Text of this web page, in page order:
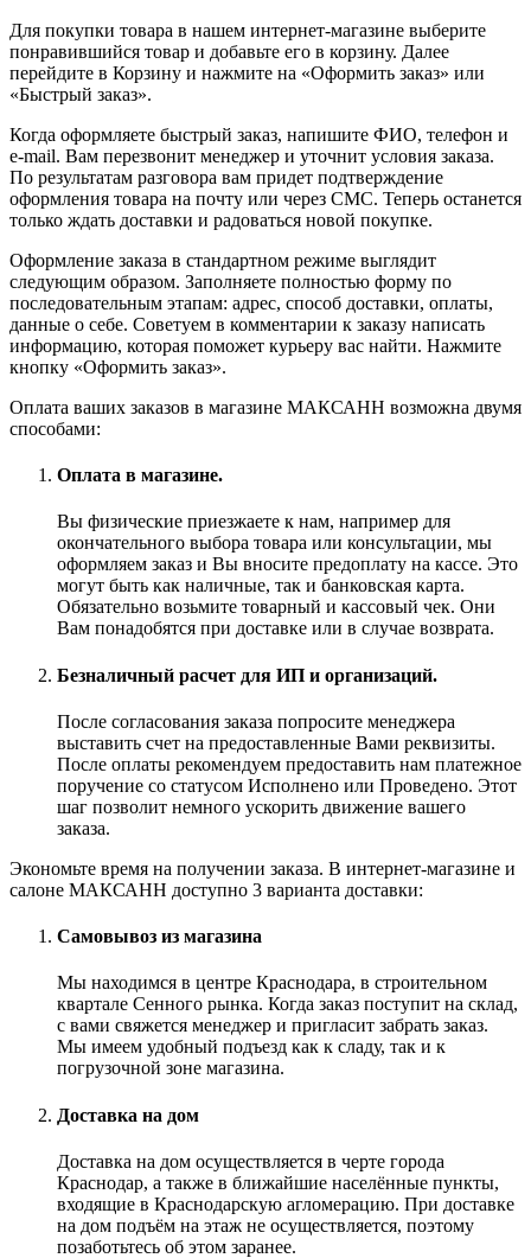
Для покупки товара в нашем интернет-магазине выберите
понравившийся товар и добавьте его в корзину. Далее
перейдите в Корзину и нажмите на «Оформить заказ» или
«Быстрый заказ».
Когда оформляете быстрый заказ, напишите ФИО, телефон и
e-mail. Вам перезвонит менеджер и уточнит условия заказа.
По результатам разговора вам придет подтверждение
оформления товара на почту или через СМС. Теперь останется
только ждать доставки и радоваться новой покупке.
Оформление заказа в стандартном режиме выглядит
следующим образом. Заполняете полностью форму по
последовательным этапам: адрес, способ доставки, оплаты,
данные о себе. Советуем в комментарии к заказу написать
информацию, которая поможет курьеру вас найти. Нажмите
кнопку «Оформить заказ».
Оплата ваших заказов в магазине МАКСАНН возможна двумя
способами:
Оплата в магазине.
Вы физические приезжаете к нам, например для
окончательного выбора товара или консультации, мы
оформляем заказ и Вы вносите предоплату на кассе. Это
могут быть как наличные, так и банковская карта.
Обязательно возьмите товарный и кассовый чек. Они
Вам понадобятся при доставке или в случае возврата.
Безналичный расчет для ИП и организаций.
После согласования заказа попросите менеджера
выставить счет на предоставленные Вами реквизиты.
После оплаты рекомендуем предоставить нам платежное
поручение со статусом Исполнено или Проведено. Этот
шаг позволит немного ускорить движение вашего
заказа.
Экономьте время на получении заказа. В интернет-магазине и
салоне МАКСАНН доступно 3 варианта доставки:
Самовывоз из магазина
Мы находимся в центре Краснодара, в строительном
квартале Сенного рынка. Когда заказ поступит на склад,
с вами свяжется менеджер и пригласит забрать заказ.
Мы имеем удобный подъезд как к сладу, так и к
погрузочной зоне магазина.
Доставка на дом
Доставка на дом осуществляется в черте города
Краснодар, а также в ближайшие населённые пункты,
входящие в Краснодарскую агломерацию. При доставке
на дом подъём на этаж не осуществляется, поэтому
позаботьтесь об этом заранее.